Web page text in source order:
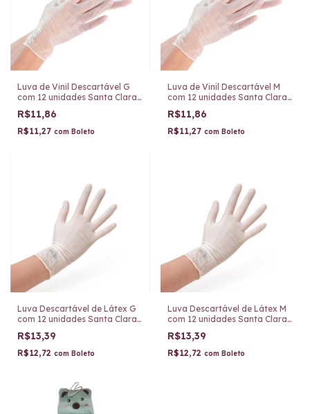
Luva de Vinil Descartável G
com 12 unidades Santa Clara
R$11,86
R$11,27 com Boleto
Luva de Vinil Descartável M
com 12 unidades Santa Clara
R$11,86
R$11,27 com Boleto
Luva Descartável de Látex G
com 12 unidades Santa Clara
915
R$13,39
R$12,72 com Boleto
Luva Descartável de Látex M
com 12 unidades Santa Clara
914
R$13,39
R$12,72 com Boleto